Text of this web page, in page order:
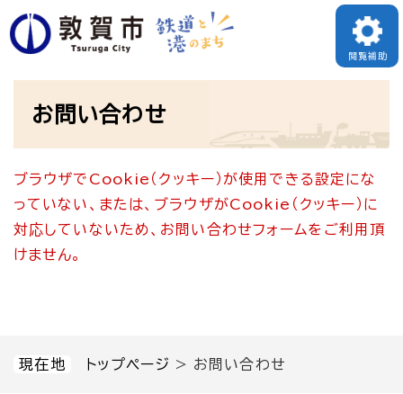
ペ
ー
す
メニューを飛ばして本文へ
閲覧補助
現在地 トップページ > お問い合わせ
お問い合わせ
ブラウザでCookie（クッキー）が使用できる設定にな
っていない、または、ブラウザがCookie（クッキー）に
対応していないため、お問い合わせフォームをご利用頂
けません。